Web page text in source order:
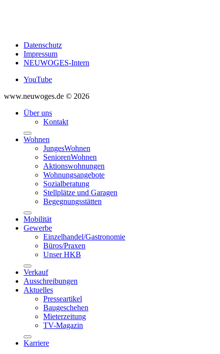
Datenschutz
Impressum
NEUWOGES-Intern
YouTube
www.neuwoges.de © 2026
Über uns
Kontakt
Wohnen
JungesWohnen
SeniorenWohnen
Aktionswohnungen
Wohnungsangebote
Sozialberatung
Stellplätze und Garagen
Begegnungsstätten
Mobilität
Gewerbe
Einzelhandel/Gastronomie
Büros/Praxen
Unser HKB
Verkauf
Ausschreibungen
Aktuelles
Presseartikel
Baugeschehen
Mieterzeitung
TV-Magazin
Karriere